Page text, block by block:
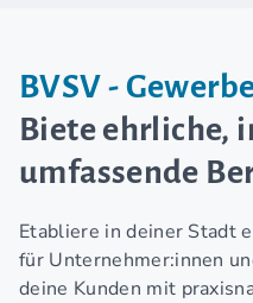
BVSV -
Biete ehrliche,
umfassende
Etabliere in deiner Stadt
für Unternehmer:innen
deine Kunden mit